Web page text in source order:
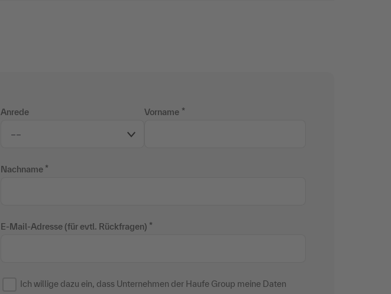
Anrede Vorname
Nachname
E-Mail-Adresse (für evtl. Rückfragen)
Ich willige dazu ein, dass Unternehmen der Haufe Group meine Daten